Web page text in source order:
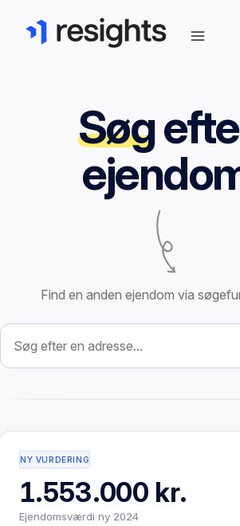
Søg
Find en anden ejendom via
Søg efter ejendom
NY VURDERING
1.553.000 kr.
Ejendomsværdi ny 2024